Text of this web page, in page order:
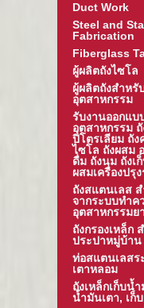
Duct Work
Steel and
Fabrication
Fiberglass
ผู้ผลิตถังไซโล
ผู้ผลิตถังสำหรั
อุตสาหกรรม
รับงานออกแบ
อุตสาหกรรม
ปิโตรเลียม ถั
ไซโล ถังผสม
ดื่ม ถังนม ถังเ
ผสมเครื่องปรุ
ถังสแตนเลส
จากระบบทำค
อุตสาหกรรมย
ถังกรองเหล็ก
ประปาหมู่บ้าน
ท่อสแตนเลสร
เตาหลอม
ถังเหล็กเก็บน้
น้ำมันเตา, เก็